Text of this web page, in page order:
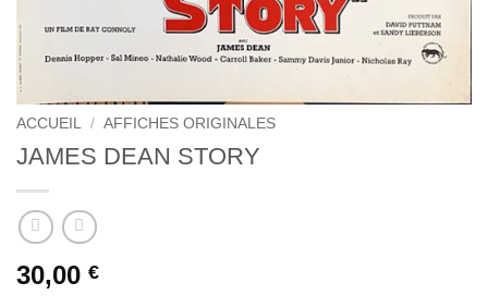
ACCUEIL / AFFICHES ORIGINALES
JAMES DEAN STORY
30,00 €